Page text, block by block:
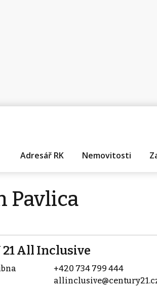
Adresář RK Nemovitosti
Pavlica
21 All Inclusive
+420 734 799 444